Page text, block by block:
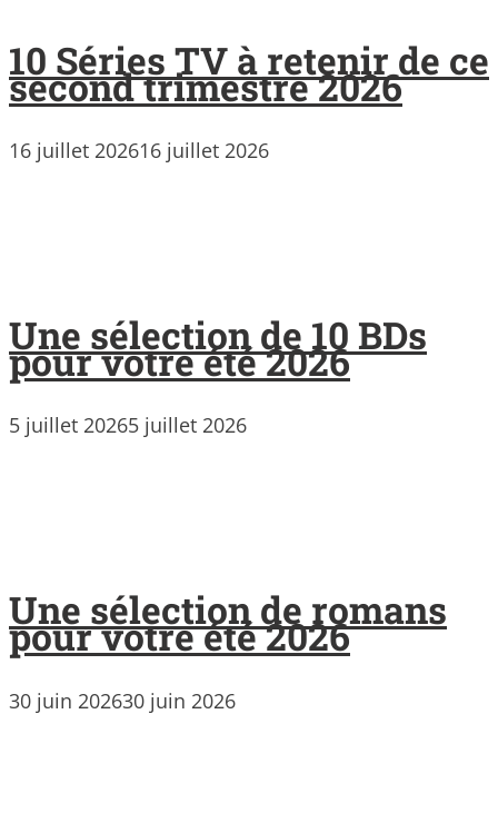
10 Séries TV à retenir de ce
second trimestre 2026
16 juillet 202616 juillet 2026
Une sélection de 10 BDs
pour votre été 2026
5 juillet 20265 juillet 2026
Une sélection de romans
pour votre été 2026
30 juin 202630 juin 2026